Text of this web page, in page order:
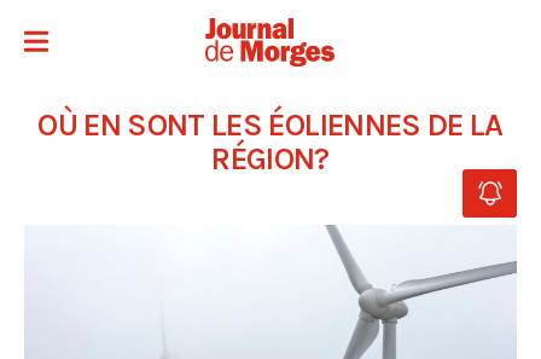
OÙ EN SONT LES ÉOLIENNES DE LA
RÉGION?